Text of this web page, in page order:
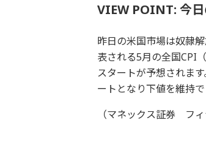
VIEW POINT: 今
昨日の米国市場は奴隷
表される5月の全国CPI
スタートが予想されま
ートとなり下値を維持
（マネックス証券 フ